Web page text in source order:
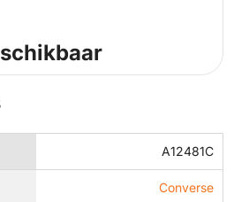
A12481C
Converse